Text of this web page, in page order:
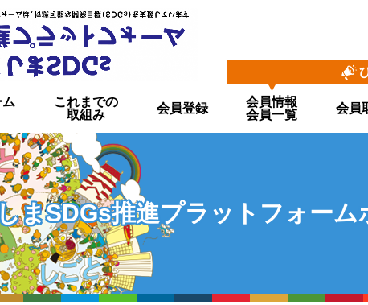
これまでの
取組み
会員登録
会員情報
会員一覧
会員
まSDGs推進プラットフォー